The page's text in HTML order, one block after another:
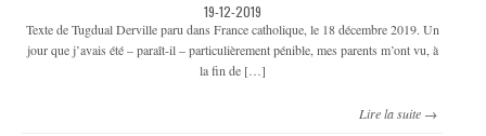
19-12-2019
Texte de Tugdual Derville paru dans France catholique, le 18 décembre 2019. Un
jour que j’avais été – paraît-il – particulièrement pénible, mes parents m’ont vu, à
la fin de […]
Lire la suite →